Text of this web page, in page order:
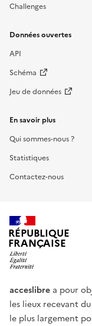
Challenges
Données ouvertes
API
Schéma
Jeu de données
En savoir plus
Qui sommes-nous ?
Statistiques
Contactez-nous
RÉPUBLIQUE
FRANÇAISE
acceslibre a pour
les lieux recevant
le plus largement